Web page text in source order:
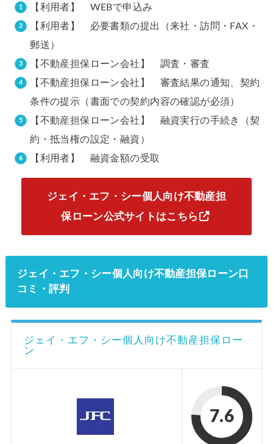
【利用者】 WEBで申込み
【利用者】 必要書類の提出（来社・訪問・FAX・
郵送）
【不動産担保ローン会社】 調査・審査
【不動産担保ローン会社】 審査結果の通知、契約
条件の提示（書面での契約内容の確認が必須）
【不動産担保ローン会社】 融資実行の手続き（契
約・抵当権の設定・融資）
【利用者】 融資金額の受取
ジェイ・エフ・シー個人向け不動産担
保ローン公式サイトはこちら
ジェイ・エフ・シー個人向け不動産担保ローン口
コミ・評判
ジェイ・エフ・シー個人向け不動産担保ロー
ン
7.6